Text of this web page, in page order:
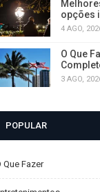
opções
4 AGO,
O Que
3 AGO,
POPULAR
Que Fazer